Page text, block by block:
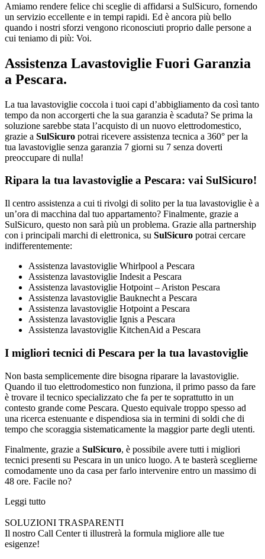
Amiamo rendere felice chi sceglie di affidarsi a SulSicuro, fornendo
un servizio eccellente e in tempi rapidi. Ed è ancora più bello
quando i nostri sforzi vengono riconosciuti proprio dalle persone a
cui teniamo di più: Voi.
Assistenza Lavastoviglie Fuori Garanzia
a Pescara.
La tua lavastoviglie coccola i tuoi capi d’abbigliamento da così tanto
tempo da non accorgerti che la sua garanzia è scaduta? Se prima la
soluzione sarebbe stata l’acquisto di un nuovo elettrodomestico,
grazie a SulSicuro potrai ricevere assistenza tecnica a 360° per la
tua lavastoviglie senza garanzia 7 giorni su 7 senza doverti
preoccupare di nulla!
Ripara la tua lavastoviglie a Pescara: vai SulSicuro!
Il centro assistenza a cui ti rivolgi di solito per la tua lavastoviglie è a
un’ora di macchina dal tuo appartamento? Finalmente, grazie a
SulSicuro, questo non sarà più un problema. Grazie alla partnership
con i principali marchi di elettronica, su SulSicuro potrai cercare
indifferentemente:
Assistenza lavastoviglie Whirlpool a Pescara
Assistenza lavastoviglie Indesit a Pescara
Assistenza lavastoviglie Hotpoint – Ariston Pescara
Assistenza lavastoviglie Bauknecht a Pescara
Assistenza lavastoviglie Hotpoint a Pescara
Assistenza lavastoviglie Ignis a Pescara
Assistenza lavastoviglie KitchenAid a Pescara
I migliori tecnici di Pescara per la tua lavastoviglie
Non basta semplicemente dire bisogna riparare la lavastoviglie.
Quando il tuo elettrodomestico non funziona, il primo passo da fare
è trovare il tecnico specializzato che fa per te soprattutto in un
contesto grande come Pescara. Questo equivale troppo spesso ad
una ricerca estenuante e dispendiosa sia in termini di soldi che di
tempo che scoraggia sistematicamente la maggior parte degli utenti.
Finalmente, grazie a SulSicuro, è possibile avere tutti i migliori
tecnici presenti su Pescara in un unico luogo. A te basterà sceglierne
comodamente uno da casa per farlo intervenire entro un massimo di
48 ore. Facile no?
Leggi tutto
SOLUZIONI TRASPARENTI
Il nostro Call Center ti illustrerà la formula migliore alle tue
esigenze!